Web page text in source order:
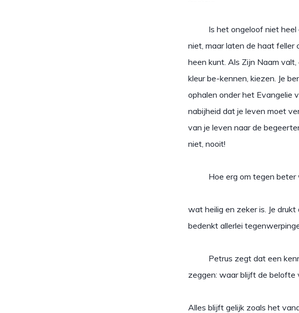
Is het ongeloof niet heel
niet, maar laten de haat feller
heen kunt. Als Zijn Naam
kleur be-kennen, kiezen. Je
ophalen onder het Evangelie
nabijheid dat je leven moet
van je leven naar de
niet, nooit!
Hoe erg om tegen beter
wat heilig en zeker is. Je
bedenkt allerlei
Petrus zegt dat een
zeggen: waar blijft de belofte
Alles blijft gelijk zoals het